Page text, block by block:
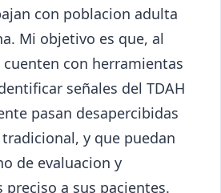
con poblacion adulta
Mi objetivo es que, al
con herramientas
señales del TDAH
pasan desapercibidas
y que puedan
de evaluacion y
a sus pacientes.